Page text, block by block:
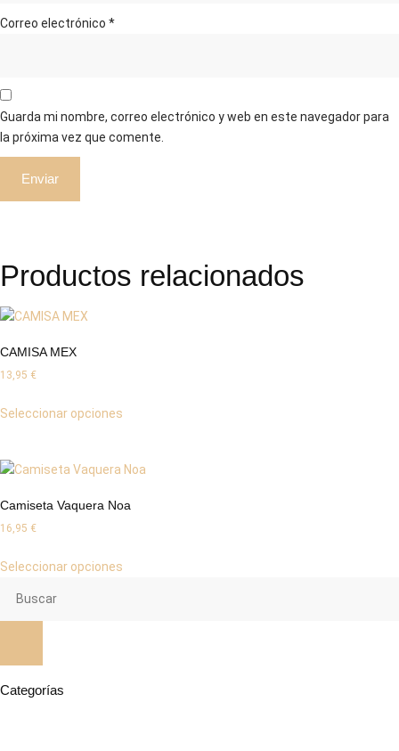
Correo electrónico *
Guarda mi nombre, correo electrónico y web en este navegador para
la próxima vez que comente.
Productos relacionados
CAMISA MEX
13,95 €
Seleccionar opciones
Camiseta Vaquera Noa
16,95 €
Seleccionar opciones
Categorías